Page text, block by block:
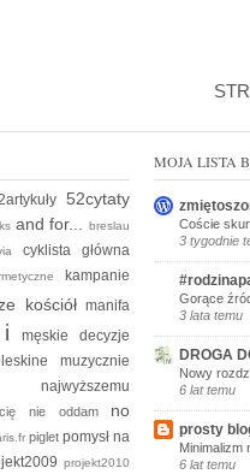
52cytaty
and for...breslau
cyklistagłówna
kampanie
kościółmanifa
imęskie decyzje
muzycznie
żenajwyższemu
nie oddam no
pigletpomysł na
projekt2010
MOJA LISTA
Coście
3 tygodnie
Gorące
3 lata temu
DROGA
Nowy
6 lat temu
prosty
Minimalizm
6 lat temu